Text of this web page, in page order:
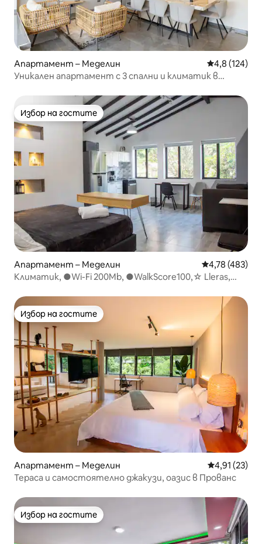
Апартамент – Меделин Средна
4,8 (124)
Уникален апартамент с 3 спални и климатик в
Избор на гостите
Избор на гостите
Апартамент – Меделин Средна
4,78 (483)
Климатик, ●Wi-Fi 200Mb, ●WalkScore100,☆ Lleras,
Избор на гостите
Избор на гостите
Апартамент – Меделин Средна
4,91 (23)
Тераса и самостоятелно джакузи, оазис в Прованс
Избор на гостите
Избор на гостите